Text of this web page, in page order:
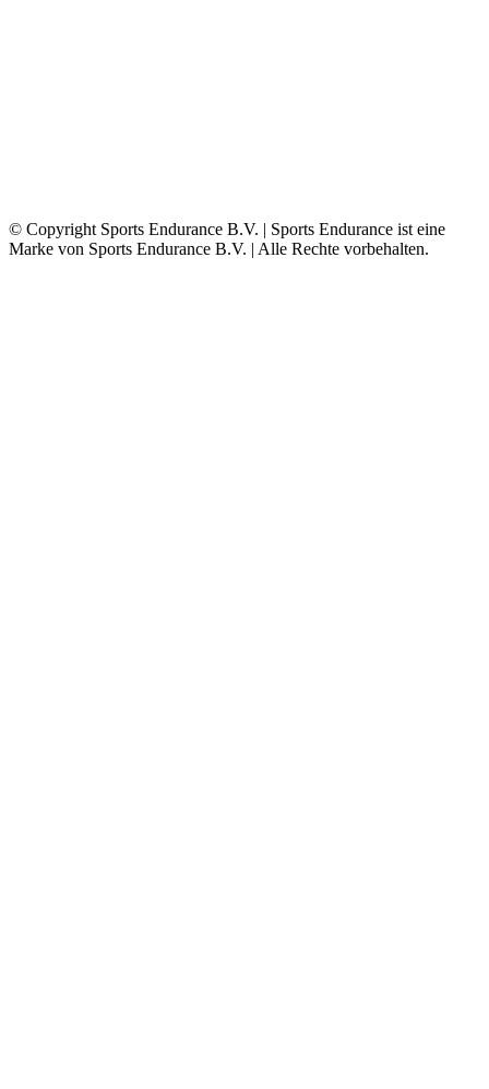
© Copyright Sports Endurance B.V. | Sports Endurance ist eine
Marke von Sports Endurance B.V. | Alle Rechte vorbehalten.